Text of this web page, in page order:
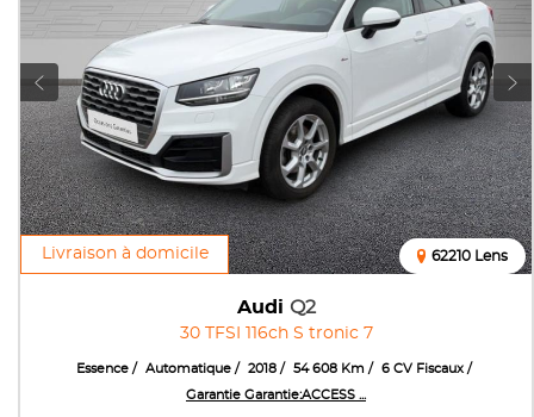
Livraison à domicile
Audi Q2
30 TFSI 116ch S tronic 7
62210 Lens
Essence Automatique 2018 54 608 Km
6 CV Fiscaux
Garantie Garantie:ACCESS ...